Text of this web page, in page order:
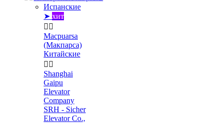
Испанские
➤ хит
 
Macpuarsa
(Макпарса)
Китайские
 
Shanghai
Gaipu
Elevator
Company
SRH - Sicher
Elevator Co.,